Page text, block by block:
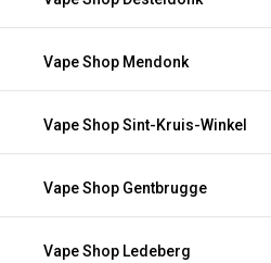
Vape Shop Mendonk
Vape Shop Sint-Kruis-Winkel
Vape Shop Gentbrugge
Vape Shop Ledeberg